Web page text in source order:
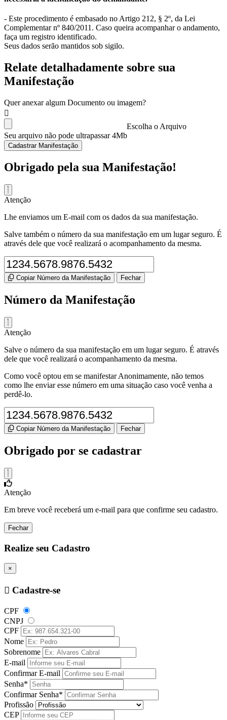
- Este procedimento é embasado no Artigo 212, § 2º, da Lei
Complementar nº 840/2011. Caso queira acompanhar o andamento,
faça um registro identificado.
Seus dados serão mantidos sob sigilo.
Relate detalhadamente sobre sua
Manifestação
Quer anexar algum Documento ou imagem?
Escolha o Arquivo
Seu arquivo não pode ultrapassar 4Mb
Cadastrar Manifestação
Obrigado pela sua Manifestação!
Atenção
Lhe enviamos um E-mail com os dados da sua manifestação.
Salve também o número da sua manifestação em um lugar seguro. É
através dele que você realizará o acompanhamento da mesma.
Copiar Número da Manifestação Fechar
Número da Manifestação
Atenção
Salve o número da sua manifestação em um lugar seguro. É através
dele que você realizará o acompanhamento da mesma.
Como você optou em se manifestar Anonimamente, não temos
como lhe enviar esse número em uma situação caso você venha a
perdê-lo.
Copiar Número da Manifestação Fechar
Obrigado por se cadastrar
Atenção
Em breve você receberá um e-mail para que confirme seu cadastro.
Fechar
Realize seu Cadastro
×
Cadastre-se
CPF
CNPJ
CPF
Nome
Sobrenome
E-mail
Confirmar E-mail
Senha*
Confirmar Senha*
Profissão
CEP